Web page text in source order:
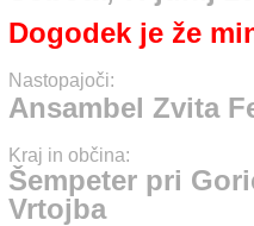
Dogodek je že
Nastopajoči:
Ansambel Zvita
Kraj in občina:
Šempeter pri
Vrtojba